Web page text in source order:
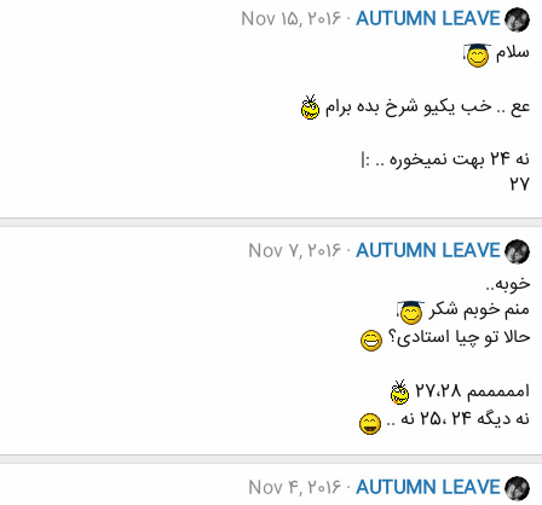
AUTUMN LEAVE
Nov 15, 2016
سلام
عع .. خب یکیو شرخ بده برام
نه 24 بهت نمیخوره .. :|
27
AUTUMN LEAVE
Nov 7, 2016
خوبه..
منم خوبم شکر
حالا تو چیا استادی؟
امممممم 27،28
نه دیگه 24 ،25 نه ..
AUTUMN LEAVE
Nov 4, 2016